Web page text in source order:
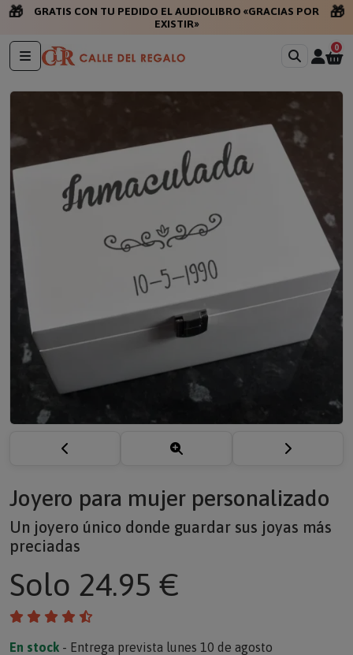
🎁
GRATIS CON TU PEDIDO EL AUDIOLIBRO «GRACIAS POR
EXISTIR»
🎁
0
Joyero para mujer personalizado
Un joyero único donde guardar sus joyas más
preciadas
Solo 24.95 €
En stock - Entrega prevista lunes 10 de agosto